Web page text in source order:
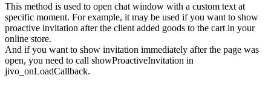
This method is used to open chat window with a custom text at
specific moment. For example, it may be used if you want to show
proactive invitation after the client added goods to the cart in your
online store.
And if you want to show invitation immediately after the page was
open, you need to call showProactiveInvitation in
jivo_onLoadCallback.